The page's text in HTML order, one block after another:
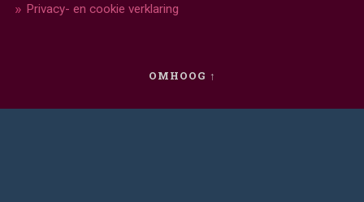
Privacy- en cookie verklaring
OMHOOG ↑